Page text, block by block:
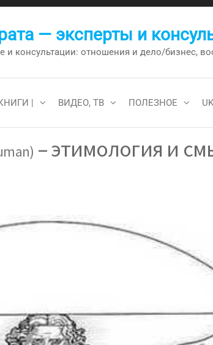
— эксперты и
консультации: отношения и дело/бизнес,
| ВИДЕО, ТВ ПОЛЕЗНОЕ
– этимология и